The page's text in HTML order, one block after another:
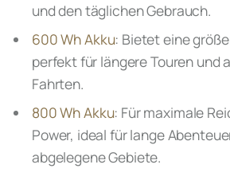
und den täglichen Gebrauch.
600 Wh Akku: Bietet eine
perfekt für längere Touren und
Fahrten.
800 Wh Akku: Für maximale
Power, ideal für lange
abgelegene Gebiete.